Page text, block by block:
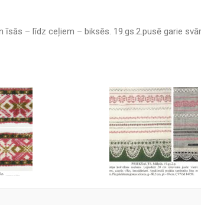
– līdz ceļiem – biksēs. 19.gs.2.pusē garie